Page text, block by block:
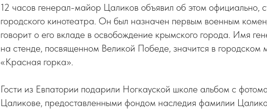
12 часов генерал-майор Цаликов объявил об этом официально,
городского кинотеатра. Он был назначен первым военным
говорит о его вкладе в освобождение крымского города. Имя
на стенде, посвященном Великой Победе, значится в
«Красная горка».
Гости из Евпатории подарили Ногкауской школе альбом с
Цаликове, предоставленными фондом наследия фамилии